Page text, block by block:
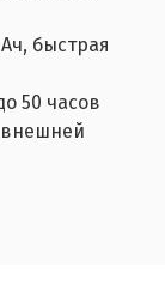
быстрая
50 часов
внешней